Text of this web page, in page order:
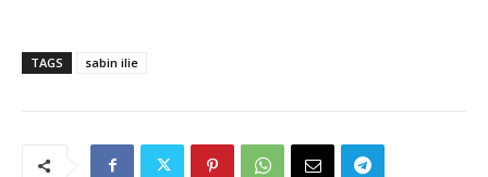
TAGS sabin ilie